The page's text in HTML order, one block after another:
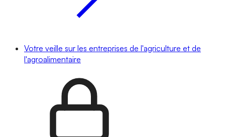
Votre veille sur les entreprises de l'agriculture et de
l'agroalimentaire